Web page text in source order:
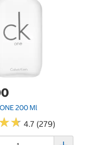
200 Ml
★
★ 4.7 (279)